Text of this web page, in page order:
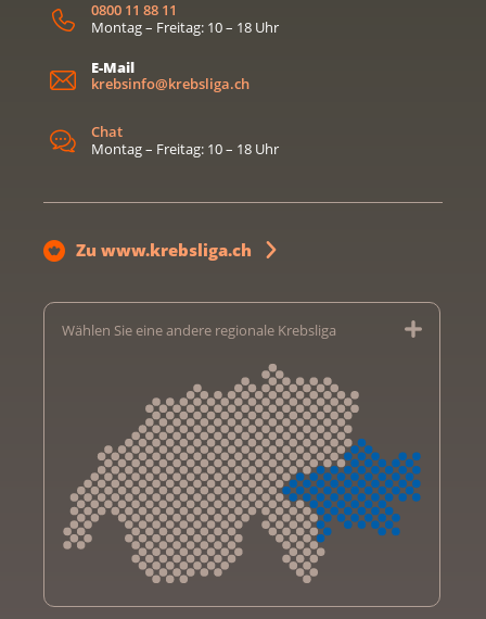
0800 11 88 11
Montag – Freitag: 10 – 18 Uhr
E-Mail
krebsinfo@krebsliga.ch
Chat
Montag – Freitag: 10 – 18 Uhr
Zu www.krebsliga.ch
Wählen Sie eine andere regionale Krebsliga